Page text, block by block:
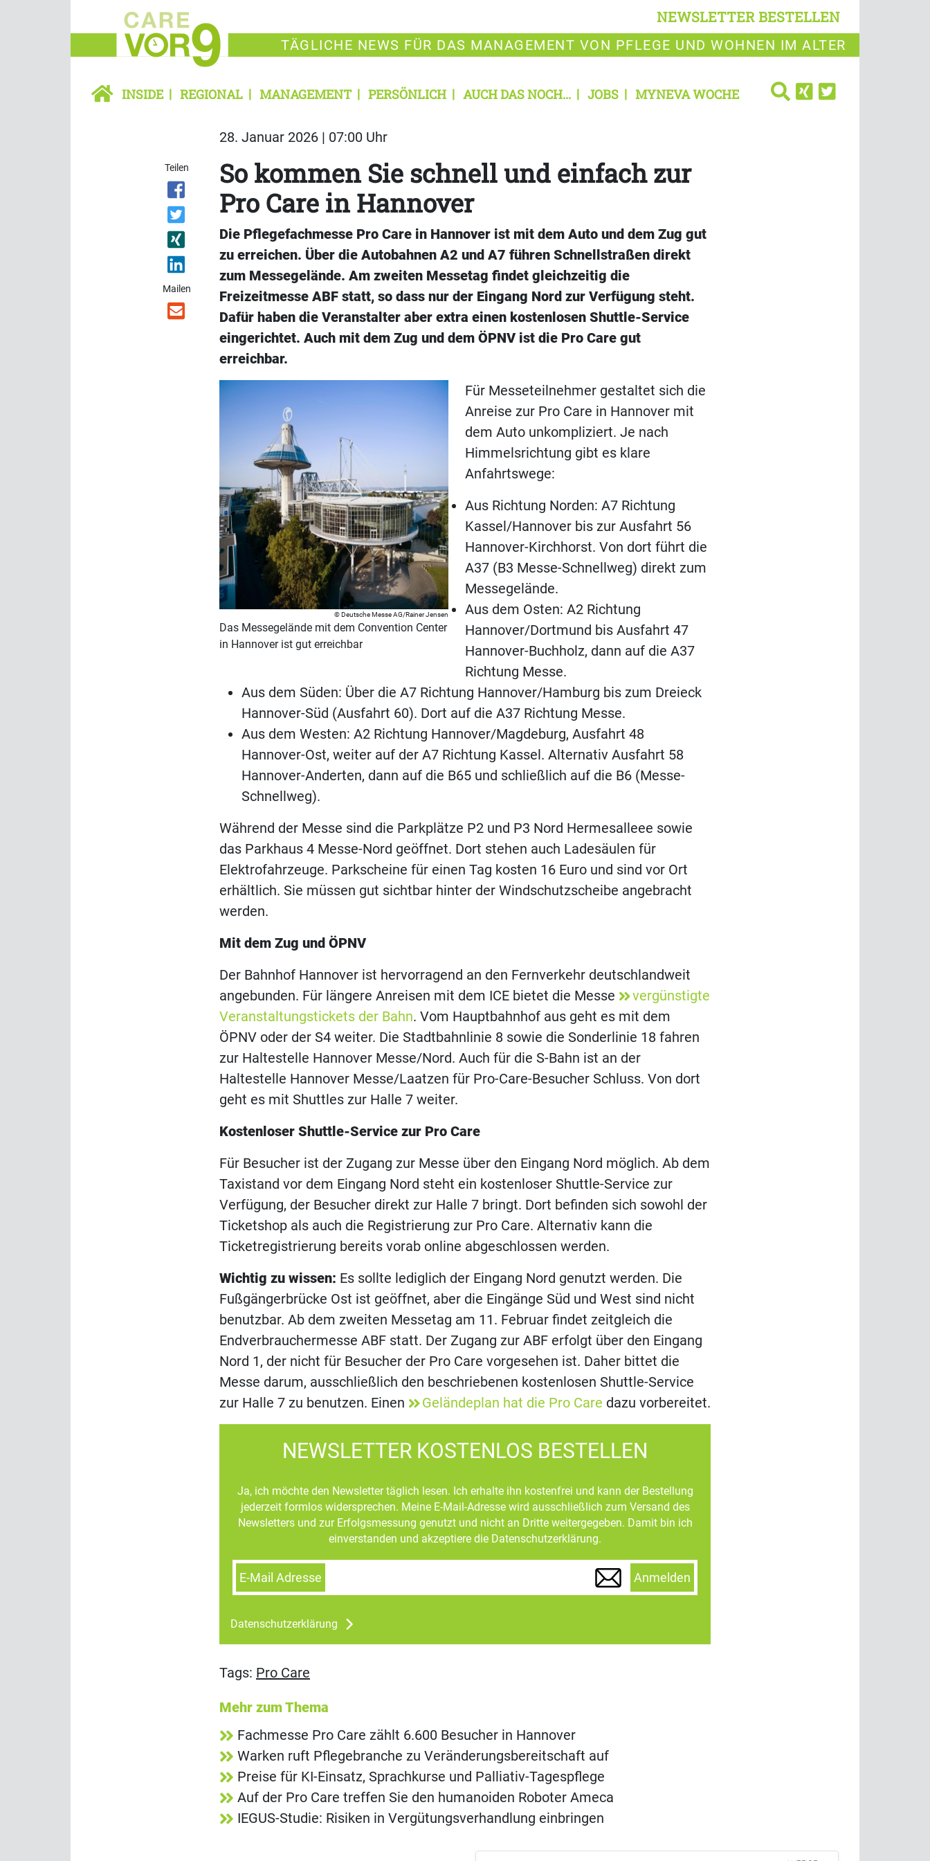
NEWSLETTER BESTELLEN
TÄGLICHE NEWS FÜR DAS MANAGEMENT VON PFLEGE UND WOHNEN IM ALTER
INSIDE REGIONAL MANAGEMENT PERSÖNLICH AUCH DAS NOCH... JOBS MYNEVA WOCHE
28. Januar 2026 | 07:00 Uhr
Teilen
Mailen
So kommen Sie schnell und einfach zur
Pro Care in Hannover
Die Pflegefachmesse Pro Care in Hannover ist mit dem Auto und dem Zug gut
zu erreichen. Über die Autobahnen A2 und A7 führen Schnellstraßen direkt
zum Messegelände. Am zweiten Messetag findet gleichzeitig die
Freizeitmesse ABF statt, so dass nur der Eingang Nord zur Verfügung steht.
Dafür haben die Veranstalter aber extra einen kostenlosen Shuttle-Service
eingerichtet. Auch mit dem Zug und dem ÖPNV ist die Pro Care gut
erreichbar.
Deutsche Messe AG/Rainer Jensen
Das Messegelände mit dem Convention Center
in Hannover ist gut erreichbar
Für Messeteilnehmer gestaltet sich die
Anreise zur Pro Care in Hannover mit
dem Auto unkompliziert. Je nach
Himmelsrichtung gibt es klare
Anfahrtswege:
Aus Richtung Norden: A7 Richtung
Kassel/Hannover bis zur Ausfahrt 56
Hannover-Kirchhorst. Von dort führt die
A37 (B3 Messe-Schnellweg) direkt zum
Messegelände.
Aus dem Osten: A2 Richtung
Hannover/Dortmund bis Ausfahrt 47
Hannover-Buchholz, dann auf die A37
Richtung Messe.
Aus dem Süden: Über die A7 Richtung Hannover/Hamburg bis zum Dreieck
Hannover-Süd (Ausfahrt 60). Dort auf die A37 Richtung Messe.
Aus dem Westen: A2 Richtung Hannover/Magdeburg, Ausfahrt 48
Hannover-Ost, weiter auf der A7 Richtung Kassel. Alternativ Ausfahrt 58
Hannover-Anderten, dann auf die B65 und schließlich auf die B6 (Messe-
Schnellweg).
Während der Messe sind die Parkplätze P2 und P3 Nord Hermesalleee sowie
das Parkhaus 4 Messe-Nord geöffnet. Dort stehen auch Ladesäulen für
Elektrofahrzeuge. Parkscheine für einen Tag kosten 16 Euro und sind vor Ort
erhältlich. Sie müssen gut sichtbar hinter der Windschutzscheibe angebracht
werden.
Mit dem Zug und ÖPNV
Der Bahnhof Hannover ist hervorragend an den Fernverkehr deutschlandweit
angebunden. Für längere Anreisen mit dem ICE bietet die Messe
vergünstigte
Veranstaltungstickets der Bahn. Vom Hauptbahnhof aus geht es mit dem
ÖPNV oder der S4 weiter. Die Stadtbahnlinie 8 sowie die Sonderlinie 18 fahren
zur Haltestelle Hannover Messe/Nord. Auch für die S-Bahn ist an der
Haltestelle Hannover Messe/Laatzen für Pro-Care-Besucher Schluss. Von dort
geht es mit Shuttles zur Halle 7 weiter.
Kostenloser Shuttle-Service zur Pro Care
Für Besucher ist der Zugang zur Messe über den Eingang Nord möglich. Ab dem
Taxistand vor dem Eingang Nord steht ein kostenloser Shuttle-Service zur
Verfügung, der Besucher direkt zur Halle 7 bringt. Dort befinden sich sowohl der
Ticketshop als auch die Registrierung zur Pro Care. Alternativ kann die
Ticketregistrierung bereits vorab online abgeschlossen werden.
Wichtig zu wissen: Es sollte lediglich der Eingang Nord genutzt werden. Die
Fußgängerbrücke Ost ist geöffnet, aber die Eingänge Süd und West sind nicht
benutzbar. Ab dem zweiten Messetag am 11. Februar findet zeitgleich die
Endverbrauchermesse ABF statt. Der Zugang zur ABF erfolgt über den Eingang
Nord 1, der nicht für Besucher der Pro Care vorgesehen ist. Daher bittet die
Messe darum, ausschließlich den beschriebenen kostenlosen Shuttle-Service
zur Halle 7 zu benutzen. Einen
Geländeplan hat die Pro Care dazu vorbereitet.
NEWSLETTER KOSTENLOS BESTELLEN
Ja, ich möchte den Newsletter täglich lesen. Ich erhalte ihn kostenfrei und kann der Bestellung
jederzeit formlos widersprechen. Meine E-Mail-Adresse wird ausschließlich zum Versand des
Newsletters und zur Erfolgsmessung genutzt und nicht an Dritte weitergegeben. Damit bin ich
einverstanden und akzeptiere die Datenschutzerklärung.
E-Mail Adresse Anmelden
Datenschutzerklärung
Tags: Pro Care
Mehr zum Thema
Fachmesse Pro Care zählt 6.600 Besucher in Hannover
Warken ruft Pflegebranche zu Veränderungsbereitschaft auf
Preise für KI-Einsatz, Sprachkurse und Palliativ-Tagespflege
Auf der Pro Care treffen Sie den humanoiden Roboter Ameca
IEGUS-Studie: Risiken in Vergütungsverhandlung einbringen